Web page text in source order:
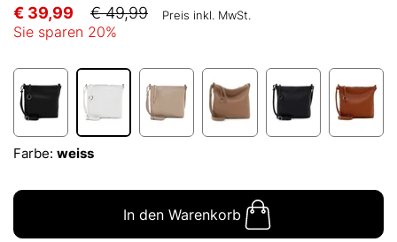
€ 39,99 € 49,99 Preis inkl. MwSt.
Sie sparen 20%
Farbe: weiss
In den Warenkorb